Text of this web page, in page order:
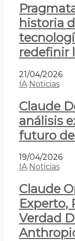
historia
redefinir
21/04/2026
IA Noticias
Claude
análisis
futuro
19/04/2026
IA Noticias
Claude
Experto,
Verdad